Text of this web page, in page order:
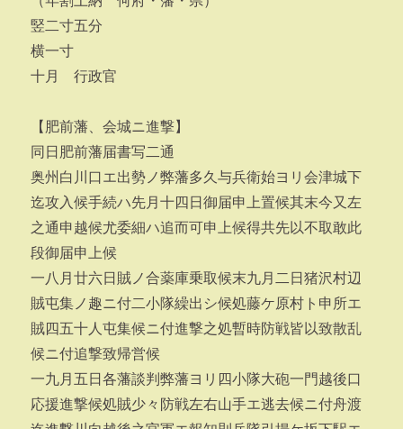
竪二寸五分
横一寸
十月 行政官
【肥前藩、会城ニ進撃】
同日肥前藩届書写二通
奥州白川口エ出勢ノ弊藩多久与兵衛始ヨリ会津城下
迄攻入候手続ハ先月十四日御届申上置候其末今又左
之通申越候尤委細ハ追而可申上候得共先以不取敢此
段御届申上候
一八月廿六日賊ノ合薬庫乗取候末九月二日猪沢村辺
賊屯集ノ趣ニ付二小隊繰出シ候処藤ケ原村ト申所エ
賊四五十人屯集候ニ付進撃之処暫時防戦皆以致散乱
候ニ付追撃致帰営候
一九月五日各藩談判弊藩ヨリ四小隊大砲一門越後口
応援進撃候処賊少々防戦左右山手エ逃去候ニ付舟渡